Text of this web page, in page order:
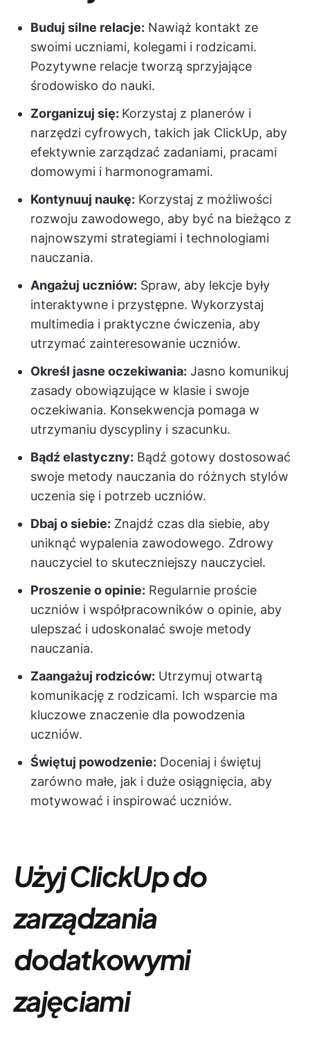
Buduj silne relacje: Nawiąż kontakt ze
swoimi uczniami, kolegami i rodzicami.
Pozytywne relacje tworzą sprzyjające
środowisko do nauki.
Zorganizuj się: Korzystaj z planerów i
narzędzi cyfrowych, takich jak ClickUp, aby
efektywnie zarządzać zadaniami, pracami
domowymi i harmonogramami.
Kontynuuj naukę: Korzystaj z możliwości
rozwoju zawodowego, aby być na bieżąco z
najnowszymi strategiami i technologiami
nauczania.
Angażuj uczniów: Spraw, aby lekcje były
interaktywne i przystępne. Wykorzystaj
multimedia i praktyczne ćwiczenia, aby
utrzymać zainteresowanie uczniów.
Określ jasne oczekiwania: Jasno komunikuj
zasady obowiązujące w klasie i swoje
oczekiwania. Konsekwencja pomaga w
utrzymaniu dyscypliny i szacunku.
Bądź elastyczny: Bądź gotowy dostosować
swoje metody nauczania do różnych stylów
uczenia się i potrzeb uczniów.
Dbaj o siebie: Znajdź czas dla siebie, aby
uniknąć wypalenia zawodowego. Zdrowy
nauczyciel to skuteczniejszy nauczyciel.
Proszenie o opinie: Regularnie proście
uczniów i współpracowników o opinie, aby
ulepszać i udoskonalać swoje metody
nauczania.
Zaangażuj rodziców: Utrzymuj otwartą
komunikację z rodzicami. Ich wsparcie ma
kluczowe znaczenie dla powodzenia
uczniów.
Świętuj powodzenie: Doceniaj i świętuj
zarówno małe, jak i duże osiągnięcia, aby
motywować i inspirować uczniów.
Użyj ClickUp do
zarządzania
dodatkowymi
zajęciami